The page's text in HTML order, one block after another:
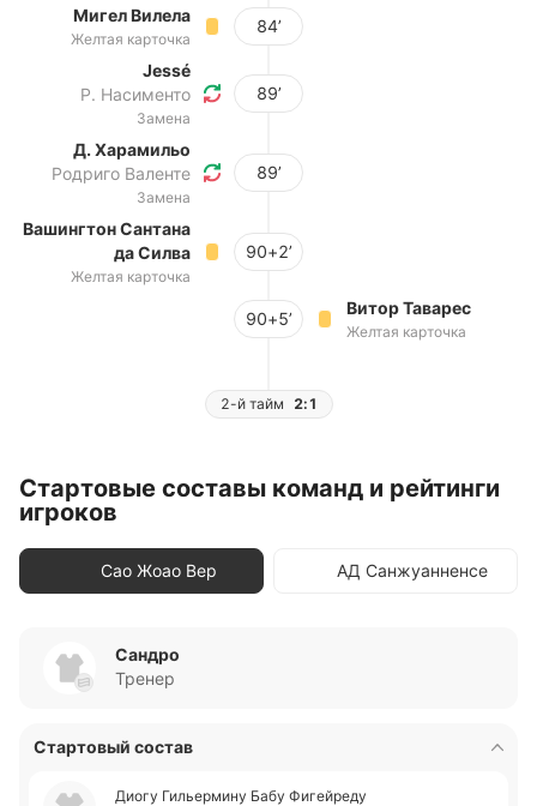
Мигел Вилела
Желтая карточка
84’
Jessé
Р. Насименто
Замена
89’
Д. Харамильо
Родриго Валенте
Замена
89’
Вашингтон Сантана
да Силва
Желтая карточка
90+2’
90+5’
Витор Таварес
Желтая карточка
2-й тайм 2:1
Стартовые составы команд и рейтинги
игроков
Сао Жоао Вер АД Санжуанненсе
Сандро
Тренер
Стартовый состав
Диогу Ги­лье­рми­ну Бабу Фи­гей­ре­ду